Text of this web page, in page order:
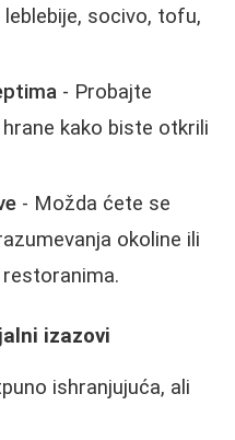
socivo, tofu,
- Probajte
kako biste otkrili
- Možda ćete se
okoline ili
izazovi
ishranjujuća, ali